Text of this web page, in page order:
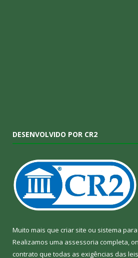
DESENVOLVIDO POR CR2
Muito mais que criar site ou sistema
Realizamos uma assessoria completa,
contrato que todas as exigências das